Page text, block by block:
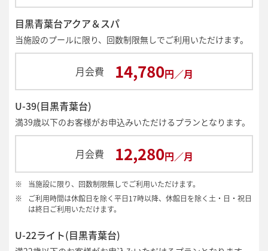
目黒青葉台アクア＆スパ
当施設のプールに限り、回数制限無しでご利用いただけます。
月会費 14,780円／月
U-39(目黒青葉台)
満39歳以下のお客様がお申込みいただけるプランとなります。
月会費 12,280円／月
※
当施設に限り、回数制限無しでご利用いただけます。
※
ご利用時間は休館日を除く平日17時以降、休館日を除く土・日・祝日
は終日ご利用いただけます。
U-22ライト(目黒青葉台)